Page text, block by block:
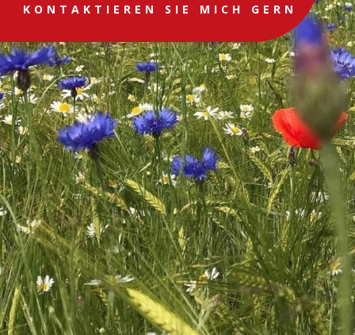
KONTAKTIEREN SIE MICH GERN